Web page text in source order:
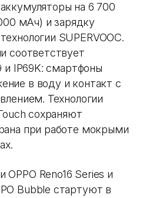
на 6 700
мАч) и зарядку
SUPERVOOC.
соответствует
и IP69K: смартфоны
в воду и контакт с
Технологии
сохраняют
при работе мокрыми
Reno16 Series и
Bubble стартуют в